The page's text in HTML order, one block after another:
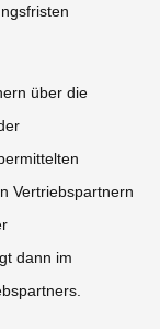
über die
Vertriebspartnern
dann im